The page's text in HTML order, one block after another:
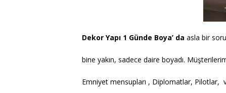
Dekor Yapı 1 Günde Boya’ da asla bir
bine yakın, sadece daire boyadı.
Emniyet mensupları , Diplomatlar, Pilotlar,